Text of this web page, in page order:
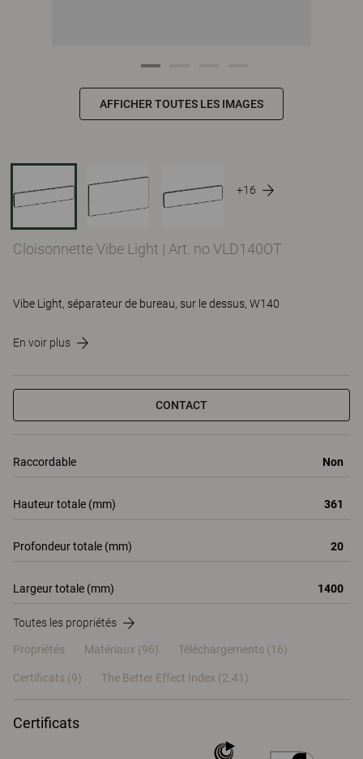
AFFICHER TOUTES LES IMAGES
+16
Cloisonnette Vibe Light | Art. no VLD140OT
Vibe Light, séparateur de bureau, sur le dessus, W140
En voir plus
CONTACT
Raccordable Non
Hauteur totale (mm) 361
Profondeur totale (mm) 20
Largeur totale (mm) 1400
Toutes les propriétés
Propriétés Matériaux (96) Téléchargements (16)
Certificats (9) The Better Effect Index (2.41)
Certificats